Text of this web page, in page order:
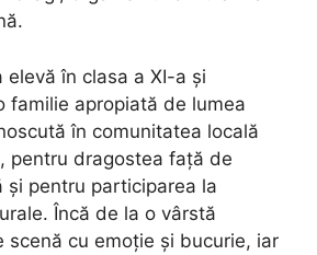
elevă în clasa a XI-a și
familie apropiată de lumea
în comunitatea locală
pentru dragostea față de
și pentru participarea la
Încă de la o vârstă
scenă cu emoție și bucurie, iar